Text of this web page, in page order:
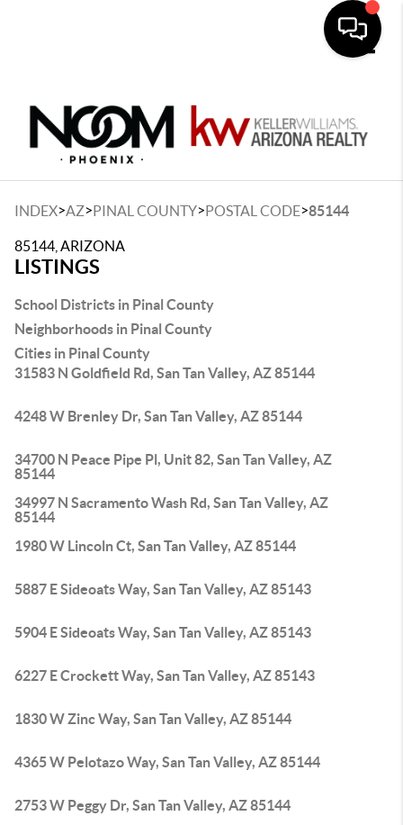
INDEX>AZ>PINAL COUNTY>POSTAL CODE>85144
85144, ARIZONA
LISTINGS
School Districts in Pinal County
Neighborhoods in Pinal County
Cities in Pinal County
31583 N Goldfield Rd, San Tan Valley, AZ 85144
4248 W Brenley Dr, San Tan Valley, AZ 85144
34700 N Peace Pipe Pl, Unit 82, San Tan Valley, AZ
85144
34997 N Sacramento Wash Rd, San Tan Valley, AZ
85144
1980 W Lincoln Ct, San Tan Valley, AZ 85144
5887 E Sideoats Way, San Tan Valley, AZ 85143
5904 E Sideoats Way, San Tan Valley, AZ 85143
6227 E Crockett Way, San Tan Valley, AZ 85143
1830 W Zinc Way, San Tan Valley, AZ 85144
4365 W Pelotazo Way, San Tan Valley, AZ 85144
2753 W Peggy Dr, San Tan Valley, AZ 85144